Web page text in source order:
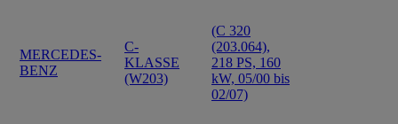
MERCEDES-
BENZ
C-
KLASSE
(W203)
(C 320
(203.064),
218 PS, 160
kW, 05/00 bis
02/07)